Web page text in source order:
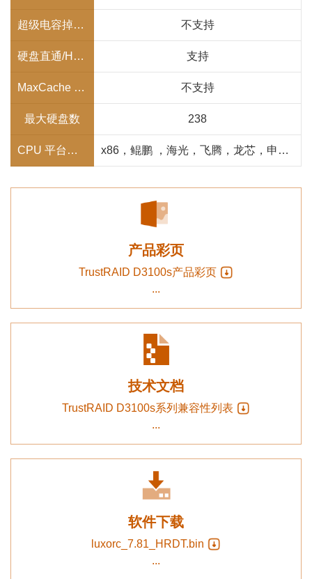
超级电容掉电保护 不支持
硬盘直通/HBA 模式 支持
MaxCache 4.0 不支持
最大硬盘数 238
CPU 平台兼容性 x86，鲲鹏 ，海光，飞腾，龙芯，申威， 兆芯
产品彩页
TrustRAID D3100s产品彩页
...
技术文档
TrustRAID D3100s系列兼容性列表
...
软件下载
luxorc_7.81_HRDT.bin
...